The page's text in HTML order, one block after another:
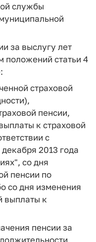
службы
за выслугу лет
положений статьи 4
страховой
пенсии,
к страховой
с
2013 года
со дня
пенсии по
со дня изменения
выплаты к
пенсии за